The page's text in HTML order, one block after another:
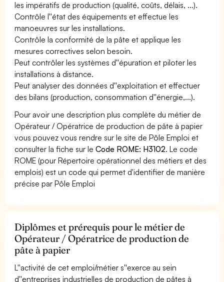
les impératifs de production (qualité, coûts, délais, ...).
Contrôle l''état des équipements et effectue les
manoeuvres sur les installations.
Contrôle la conformité de la pâte et applique les
mesures correctives selon besoin.
Peut contrôler les systèmes d''épuration et piloter les
installations à distance.
Peut analyser des données d''exploitation et effectuer
des bilans (production, consommation d''énergie,...).
Pour avoir une description plus complète du métier de
Opérateur / Opératrice de production de pâte à papier
vous pouvez vous rendre sur le site de Pôle Emploi et
consulter la fiche sur leCode ROME: H3102. Le code
ROME (pour Répertoire opérationnel des métiers et des
emplois) est un code qui permet d'identifier de manière
précise par Pôle Emploi
Diplômes et prérequis pour le métier de
Opérateur / Opératrice de production de
pâte à papier
L''activité de cet emploi/métier s''exerce au sein
d''entreprises industrielles de production de pâtes à